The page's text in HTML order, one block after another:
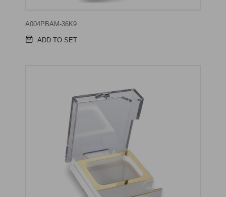
A004PBAM-36K9
ADD TO SET